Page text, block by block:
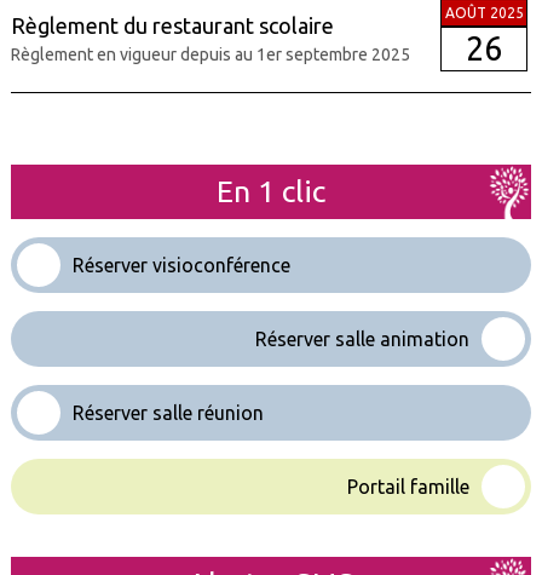
Règlement du restaurant scolaire
Règlement en vigueur depuis au 1er septembre 2025
AOÛT 2025
26
En 1 clic
Réserver visioconférence
Réserver salle animation
Réserver salle réunion
Portail famille